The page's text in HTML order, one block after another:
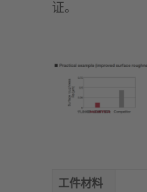
证。
工件材料